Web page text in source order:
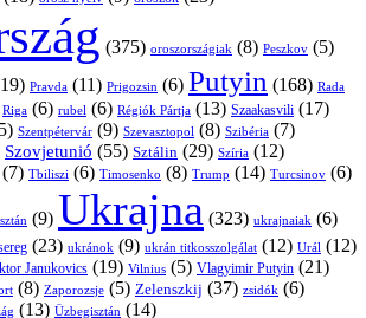
(375) oroszországiak (8) Peszkov (5)
Pravda (11) Prigozsin (6) Putyin (168) Rada
Riga (6) rubel (6) Régiók Pártja (13) Szaakasvili (17)
Szentpétervár (9) Szevasztopol (8) Szibéria (7)
Szovjetunió (55) Sztálin (29) Szíria (12)
(7) Tbiliszi (6) Timosenko (8) Trump (14) Turcsinov (6)
(9) Ukrajna (323) ukrajnaiak (6)
(23) ukránok (9) ukrán titkosszolgálat (12) Urál (12)
Janukovics (19) Vilnius (5) Vlagyimir Putyin (21)
(8) Zaporozsje (5) Zelenszkij (37) zsidók (6)
(13) Üzbegisztán (14)